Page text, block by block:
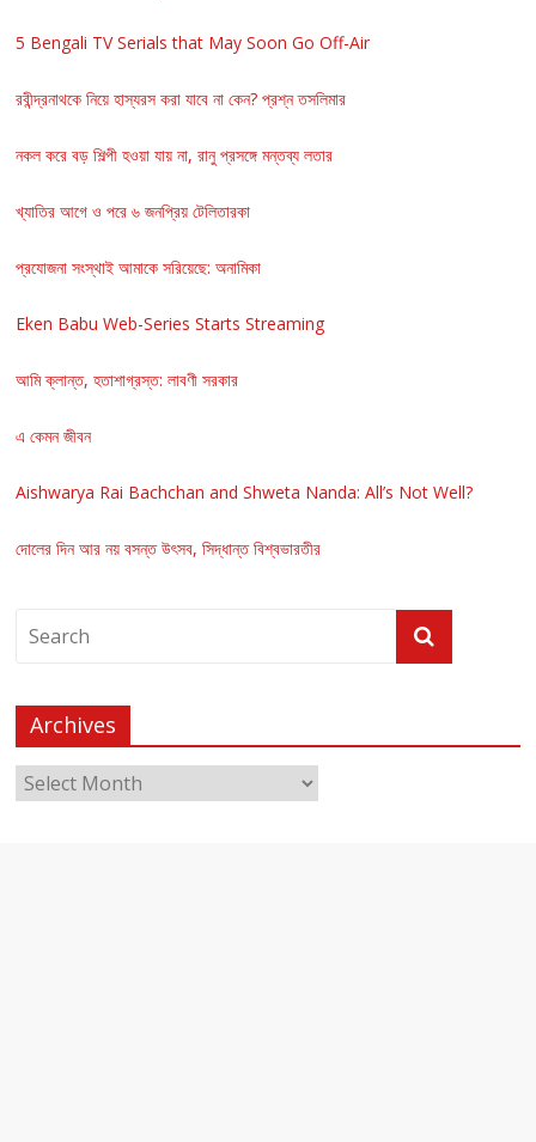
5 Bengali TV Serials that May Soon Go Off-Air
রবীন্দ্রনাথকে নিয়ে হাস্যরস করা যাবে না কেন? প্রশ্ন তসলিমার
নকল করে বড় শিল্পী হওয়া যায় না, রানু প্রসঙ্গে মন্তব্য লতার
খ্যাতির আগে ও পরে ৬ জনপ্রিয় টেলিতারকা
প্রযোজনা সংস্থাই আমাকে সরিয়েছে: অনামিকা
Eken Babu Web-Series Starts Streaming
আমি ক্লান্ত, হতাশাগ্রস্ত: লাবণী সরকার
এ কেমন জীবন
Aishwarya Rai Bachchan and Shweta Nanda: All’s Not Well?
দোলের দিন আর নয় বসন্ত উৎসব, সিদ্ধান্ত বিশ্বভারতীর
Archives